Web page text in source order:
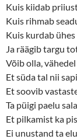
Kuis kiidab
Kuis rihmab
Kuis kurdab
Ja räägib targu
Võib olla,
Et süda tal nii
Et soovib
Ta püigi paelu
Et pilkamist ka
Ei unustand ta